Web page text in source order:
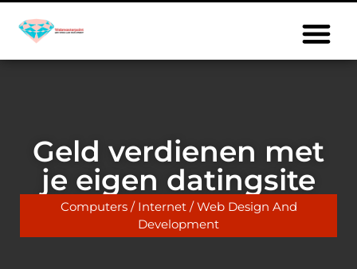
Geld verdienen met
je eigen datingsite
Computers / Internet / Web Design And
Development